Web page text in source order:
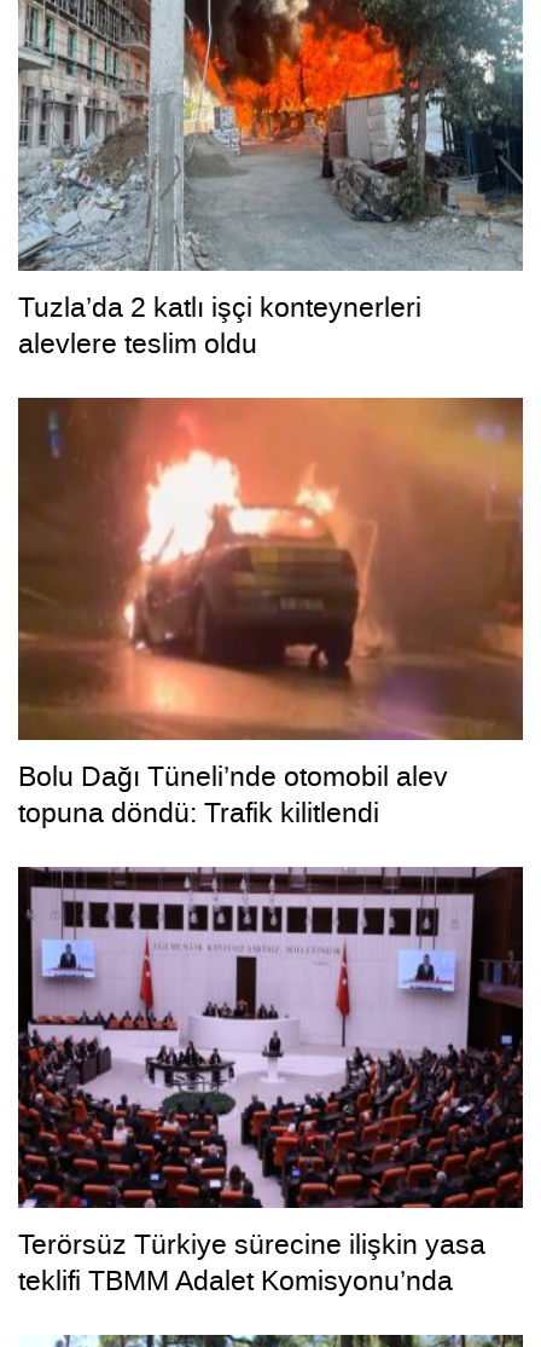
Tuzla’da 2 katlı işçi konteynerleri
alevlere teslim oldu
Bolu Dağı Tüneli’nde otomobil alev
topuna döndü: Trafik kilitlendi
Terörsüz Türkiye sürecine ilişkin yasa
teklifi TBMM Adalet Komisyonu’nda